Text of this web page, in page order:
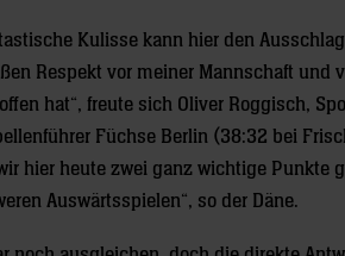
Kulisse kann hier den
Respekt vor meiner Mannschaft und
hat“, freute sich Oliver Roggisch,
Füchse Berlin (38:32 bei
hier heute zwei ganz wichtige Punkte
Auswärtsspielen“, so der Däne.